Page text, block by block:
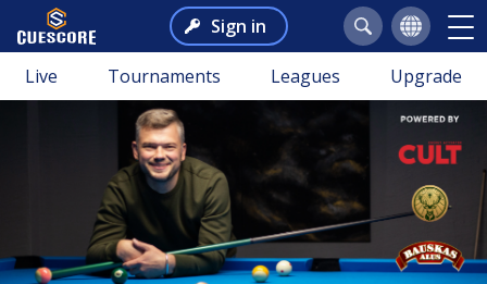
Sign in
Live Tournaments Leagues Upgrade